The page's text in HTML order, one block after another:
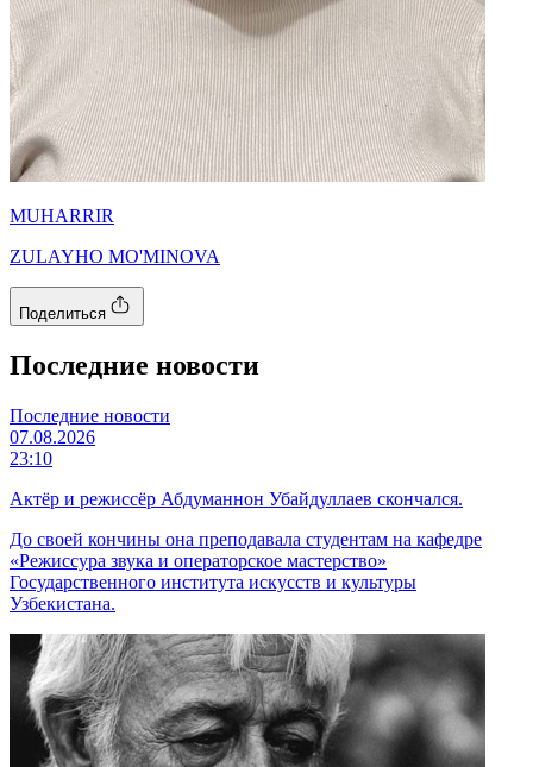
MUHARRIR
ZULAYHO MO'MINOVA
Поделиться
Последние новости
Последние новости
07.08.2026
23:10
Актёр и режиссёр Абдуманнон Убайдуллаев скончался.
До своей кончины она преподавала студентам на кафедре
«Режиссура звука и операторское мастерство»
Государственного института искусств и культуры
Узбекистана.